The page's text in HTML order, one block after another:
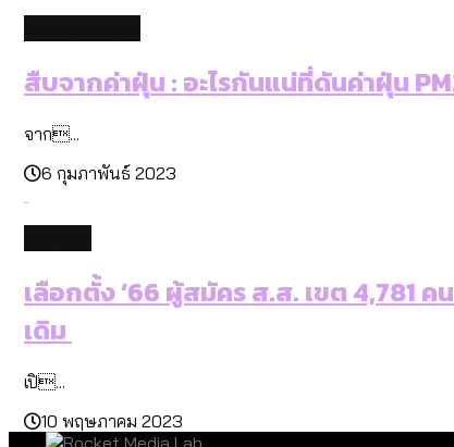
สืบจากค่าฝุ่น : อะไรกันแน่ที่ดันค่าฝุ่น
จาก...
6 กุมภาพันธ์ 2023
เลือกตั้ง ’66 ผู้สมัคร ส.ส. เขต 4,781
เดิม
เปิ...
10 พฤษภาคม 2023